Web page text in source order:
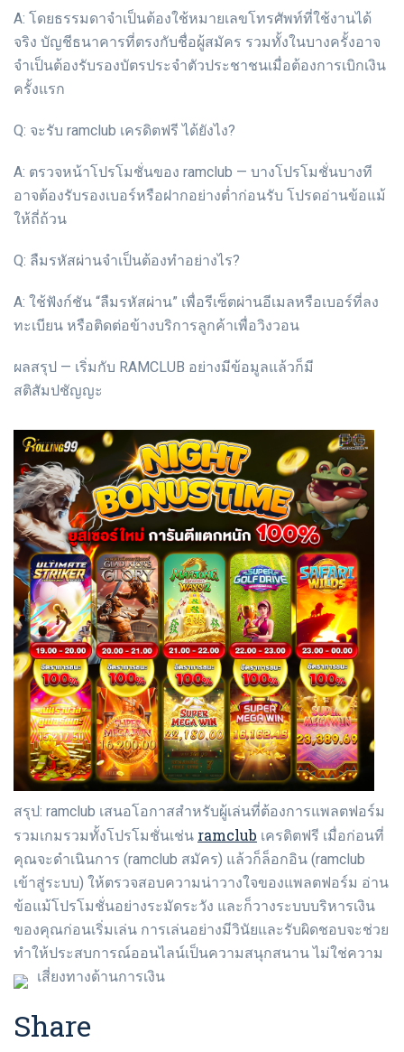
A: โดยธรรมดาจำเป็นต้องใช้หมายเลขโทรศัพท์ที่ใช้งานได้
จริง บัญชีธนาคารที่ตรงกับชื่อผู้สมัคร รวมทั้งในบางครั้งอาจ
จำเป็นต้องรับรองบัตรประจำตัวประชาชนเมื่อต้องการเบิกเงิน
ครั้งแรก
Q: จะรับ ramclub เครดิตฟรี ได้ยังไง?
A: ตรวจหน้าโปรโมชั่นของ ramclub — บางโปรโมชั่นบางที
อาจต้องรับรองเบอร์หรือฝากอย่างต่ำก่อนรับ โปรดอ่านข้อแม้
ให้ถี่ถ้วน
Q: ลืมรหัสผ่านจำเป็นต้องทำอย่างไร?
A: ใช้ฟังก์ชัน “ลืมรหัสผ่าน” เพื่อรีเซ็ตผ่านอีเมลหรือเบอร์ที่ลง
ทะเบียน หรือติดต่อข้างบริการลูกค้าเพื่อวิงวอน
ผลสรุป — เริ่มกับ RAMCLUB อย่างมีข้อมูลแล้วก็มี
สติสัมปชัญญะ
สรุป: ramclub เสนอโอกาสสำหรับผู้เล่นที่ต้องการแพลตฟอร์ม
รวมเกมรวมทั้งโปรโมชั่นเช่น ramclub เครดิตฟรี เมื่อก่อนที่
คุณจะดำเนินการ (ramclub สมัคร) แล้วก็ล็อกอิน (ramclub
เข้าสู่ระบบ) ให้ตรวจสอบความน่าวางใจของแพลตฟอร์ม อ่าน
ข้อแม้โปรโมชั่นอย่างระมัดระวัง และก็วางระบบบริหารเงิน
ของคุณก่อนเริ่มเล่น การเล่นอย่างมีวินัยและรับผิดชอบจะช่วย
ทำให้ประสบการณ์ออนไลน์เป็นความสนุกสนาน ไม่ใช่ความ
เสี่ยงทางด้านการเงิน
Share